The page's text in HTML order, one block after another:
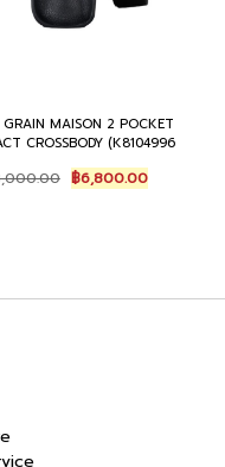
MAISON 2 POCKET
CROSSBODY (K8104996
Original
price
฿6,800.00Current
price